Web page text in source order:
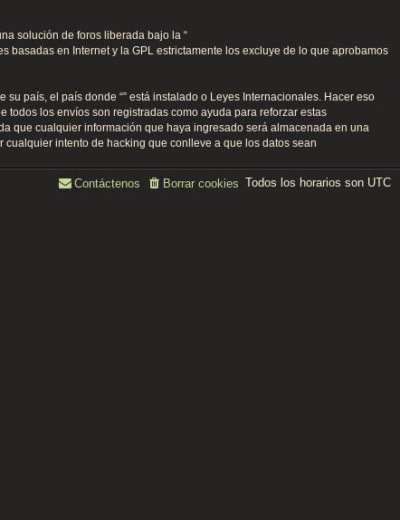
solución de foros liberada bajo la “
basadas en Internet y la GPL estrictamente los excluye de lo que aprobamos
país, el país donde “” está instalado o Leyes Internacionales. Hacer eso
todos los envíos son registradas como ayuda para reforzar estas
que cualquier información que haya ingresado será almacenada en una
intento de hacking que conlleve a que los datos sean
Todos los horarios son UTC
Borrar cookies
Contáctenos